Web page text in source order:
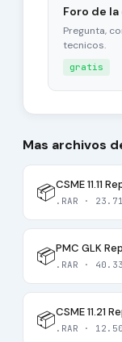
Foro de
Pregunta,
tecnicos.
gratis
Mas archivos
📦CSME 11.11
.RAR ·
📦PMC GLK
.RAR ·
📦CSME 11.21
.RAR ·